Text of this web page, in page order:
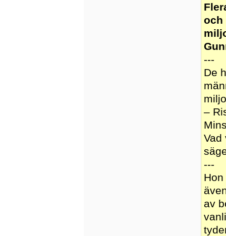
och
---
De
–
Vad
---
av